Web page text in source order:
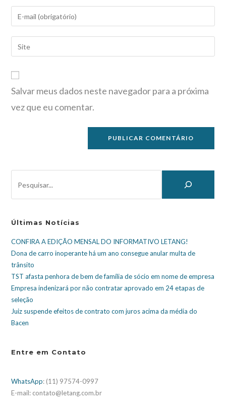
Salvar meus dados neste navegador para a próxima
vez que eu comentar.
Últimas Notícias
CONFIRA A EDIÇÃO MENSAL DO INFORMATIVO LETANG!
Dona de carro inoperante há um ano consegue anular multa de
trânsito
TST afasta penhora de bem de família de sócio em nome de empresa
Empresa indenizará por não contratar aprovado em 24 etapas de
seleção
Juiz suspende efeitos de contrato com juros acima da média do
Bacen
Entre em Contato
WhatsApp: (11) 97574-0997
E-mail: contato@letang.com.br